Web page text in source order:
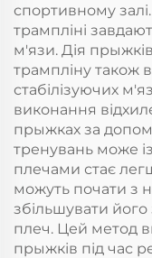
спортивному
трампліні
м'язи. Дія
трампліну також
стабілізуючих
виконання
прыжках за
тренувань може
плечами стає
можуть почати з
збільшувати
плеч. Цей метод
прыжків під час